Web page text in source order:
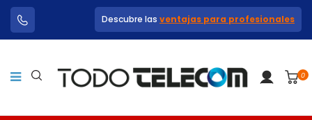
Descubre las ventajas para profesionales
0